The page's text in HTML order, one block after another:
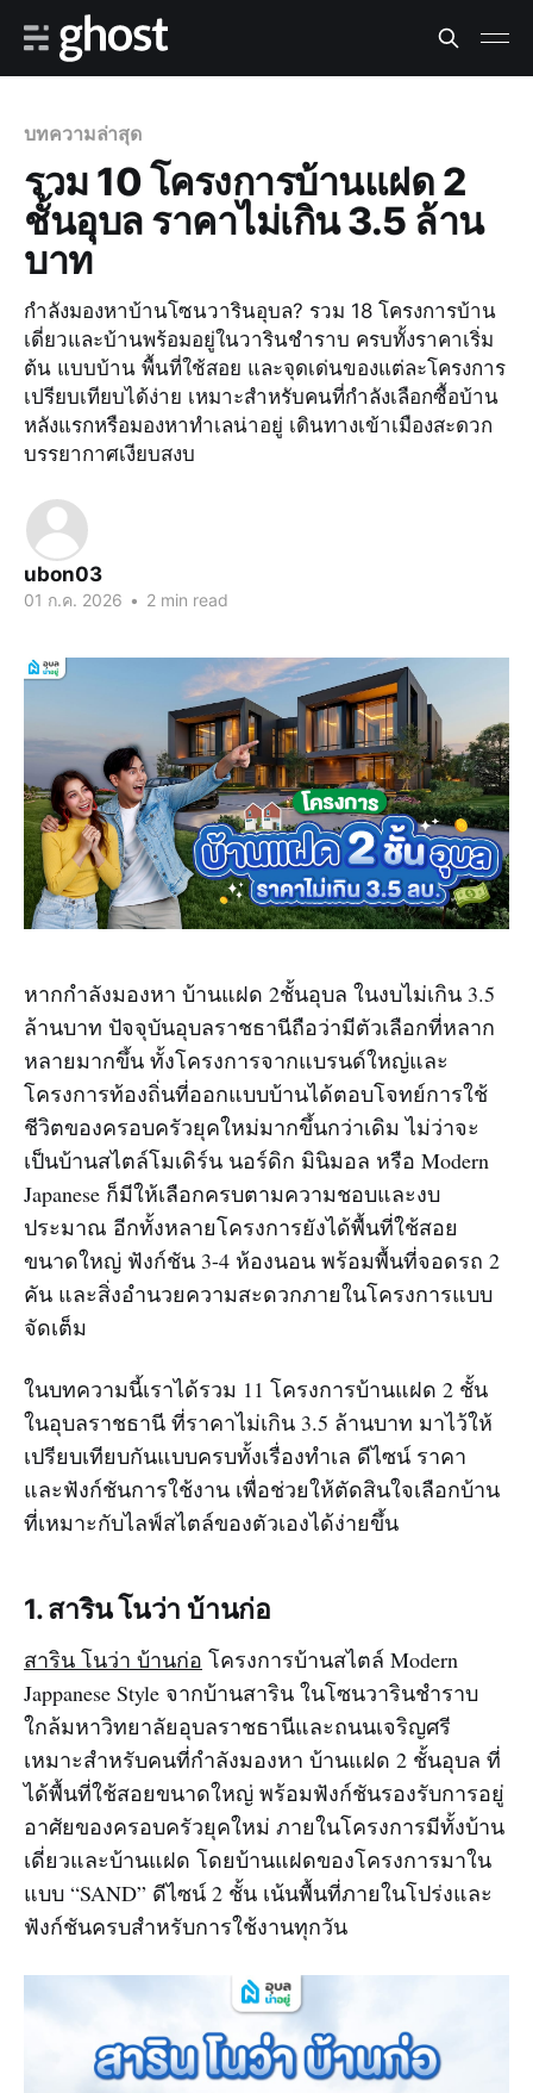
บทความล่าสุด
รวม 10 โครงการบ้านแฝด 2
ชั้นอุบล ราคาไม่เกิน 3.5 ล้าน
บาท
กำลังมองหาบ้านโซนวารินอุบล? รวม 18 โครงการบ้าน
เดี่ยวและบ้านพร้อมอยู่ในวารินชำราบ ครบทั้งราคาเริ่ม
ต้น แบบบ้าน พื้นที่ใช้สอย และจุดเด่นของแต่ละโครงการ
เปรียบเทียบได้ง่าย เหมาะสำหรับคนที่กำลังเลือกซื้อบ้าน
หลังแรกหรือมองหาทำเลน่าอยู่ เดินทางเข้าเมืองสะดวก
บรรยากาศเงียบสงบ
ubon03
01 ก.ค. 2026 • 2 min read
หากกำลังมองหา บ้านแฝด 2ชั้นอุบล ในงบไม่เกิน 3.5
ล้านบาท ปัจจุบันอุบลราชธานีถือว่ามีตัวเลือกที่หลาก
หลายมากขึ้น ทั้งโครงการจากแบรนด์ใหญ่และ
โครงการท้องถิ่นที่ออกแบบบ้านได้ตอบโจทย์การใช้
ชีวิตของครอบครัวยุคใหม่มากขึ้นกว่าเดิม ไม่ว่าจะ
เป็นบ้านสไตล์โมเดิร์น นอร์ดิก มินิมอล หรือ Modern
Japanese ก็มีให้เลือกครบตามความชอบและงบ
ประมาณ อีกทั้งหลายโครงการยังได้พื้นที่ใช้สอย
ขนาดใหญ่ ฟังก์ชัน 3-4 ห้องนอน พร้อมพื้นที่จอดรถ 2
คัน และสิ่งอำนวยความสะดวกภายในโครงการแบบ
จัดเต็ม
ในบทความนี้เราได้รวม 11 โครงการบ้านแฝด 2 ชั้น
ในอุบลราชธานี ที่ราคาไม่เกิน 3.5 ล้านบาท มาไว้ให้
เปรียบเทียบกันแบบครบทั้งเรื่องทำเล ดีไซน์ ราคา
และฟังก์ชันการใช้งาน เพื่อช่วยให้ตัดสินใจเลือกบ้าน
ที่เหมาะกับไลฟ์สไตล์ของตัวเองได้ง่ายขึ้น
1. สาริน โนว่า บ้านก่อ
สาริน โนว่า บ้านก่อ โครงการบ้านสไตล์ Modern
Jappanese Style จากบ้านสาริน ในโซนวารินชำราบ
ใกล้มหาวิทยาลัยอุบลราชธานีและถนนเจริญศรี
เหมาะสำหรับคนที่กำลังมองหา บ้านแฝด 2 ชั้นอุบล ที่
ได้พื้นที่ใช้สอยขนาดใหญ่ พร้อมฟังก์ชันรองรับการอยู่
อาศัยของครอบครัวยุคใหม่ ภายในโครงการมีทั้งบ้าน
เดี่ยวและบ้านแฝด โดยบ้านแฝดของโครงการมาใน
แบบ “SAND” ดีไซน์ 2 ชั้น เน้นพื้นที่ภายในโปร่งและ
ฟังก์ชันครบสำหรับการใช้งานทุกวัน